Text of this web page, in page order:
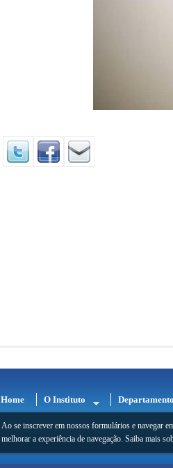
Ao se inscrever em nossos formulários e navegar
melhorar a experiência de navegação. Saiba mais
Home O Instituto